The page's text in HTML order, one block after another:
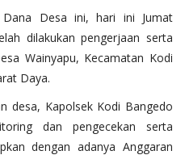
Dana Desa ini, hari ini Jumat
dilakukan pengerjaan serta
Wainyapu, Kecamatan Kodi
Daya.
desa, Kapolsek Kodi Bangedo
dan pengecekan serta
dengan adanya Anggaran